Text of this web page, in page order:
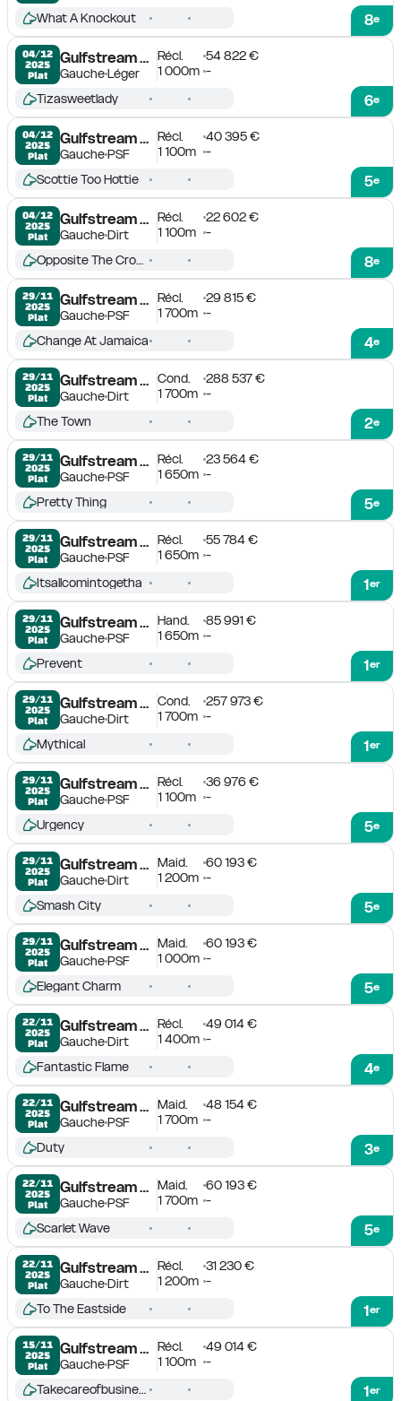
8e
What A Knockout
04/12
2025
Plat
Gulfstream Park
GaucheLéger
Récl.
54 822 €
1 000m -
6e
Tizasweetlady
04/12
2025
Plat
Gulfstream Park
GauchePSF
Récl.
40 395 €
1 100m
-
5e
Scottie Too Hottie
04/12
2025
Plat
Gulfstream Park
GaucheDirt
Récl.
22 602 €
1 100m
-
8e
Opposite The Crowd
29/11
2025
Plat
Gulfstream Park
GauchePSF
Récl.
29 815 €
1 700m -
4e
Change At Jamaica
29/11
2025
Plat
Gulfstream Park
GaucheDirt
Cond.
288 537 €
1 700m -
2e
The Town
29/11
2025
Plat
Gulfstream Park
GauchePSF
Récl.
23 564 €
1 650m -
5e
Pretty Thing
29/11
2025
Plat
Gulfstream Park
GauchePSF
Récl.
55 784 €
1 650m -
1er
Itsallcomintogetha
29/11
2025
Plat
Gulfstream Park
GauchePSF
Hand.
85 991 €
1 650m -
1er
Prevent
29/11
2025
Plat
Gulfstream Park
GaucheDirt
Cond.
257 973 €
1 700m -
1er
Mythical
29/11
2025
Plat
Gulfstream Park
GauchePSF
Récl.
36 976 €
1 100m
-
5e
Urgency
29/11
2025
Plat
Gulfstream Park
GaucheDirt
Maid.
60 193 €
1 200m -
5e
Smash City
29/11
2025
Plat
Gulfstream Park
GauchePSF
Maid.
60 193 €
1 000m -
5e
Elegant Charm
22/11
2025
Plat
Gulfstream Park
GaucheDirt
Récl.
49 014 €
1 400m -
4e
Fantastic Flame
22/11
2025
Plat
Gulfstream Park
GauchePSF
Maid.
48 154 €
1 700m -
3e
Duty
22/11
2025
Plat
Gulfstream Park
GauchePSF
Maid.
60 193 €
1 700m -
5e
Scarlet Wave
22/11
2025
Plat
Gulfstream Park
GaucheDirt
Récl.
31 230 €
1 200m -
1er
To The Eastside
15/11
2025
Plat
Gulfstream Park
GauchePSF
Récl.
49 014 €
1 100m
-
1er
Takecareofbusiness